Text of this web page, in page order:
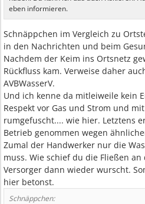
eben informieren.
Schnäppchen im Vergleich zu
in den Nachrichten und beim
Nachdem der Keim ins Ortsnetz
Rückfluss kam. Verweise daher
AVBWasserV.
Und ich kenne da mitleiweile kein
Respekt vor Gas und Strom und
rumgefuscht.... wie hier. Letztens
Betrieb genommen wegen
Zumal der Handwerker nur die
muss. Wie schief du die Fließen
Versorger dann wieder wurscht.
hier betonst.
Schnäppchen: